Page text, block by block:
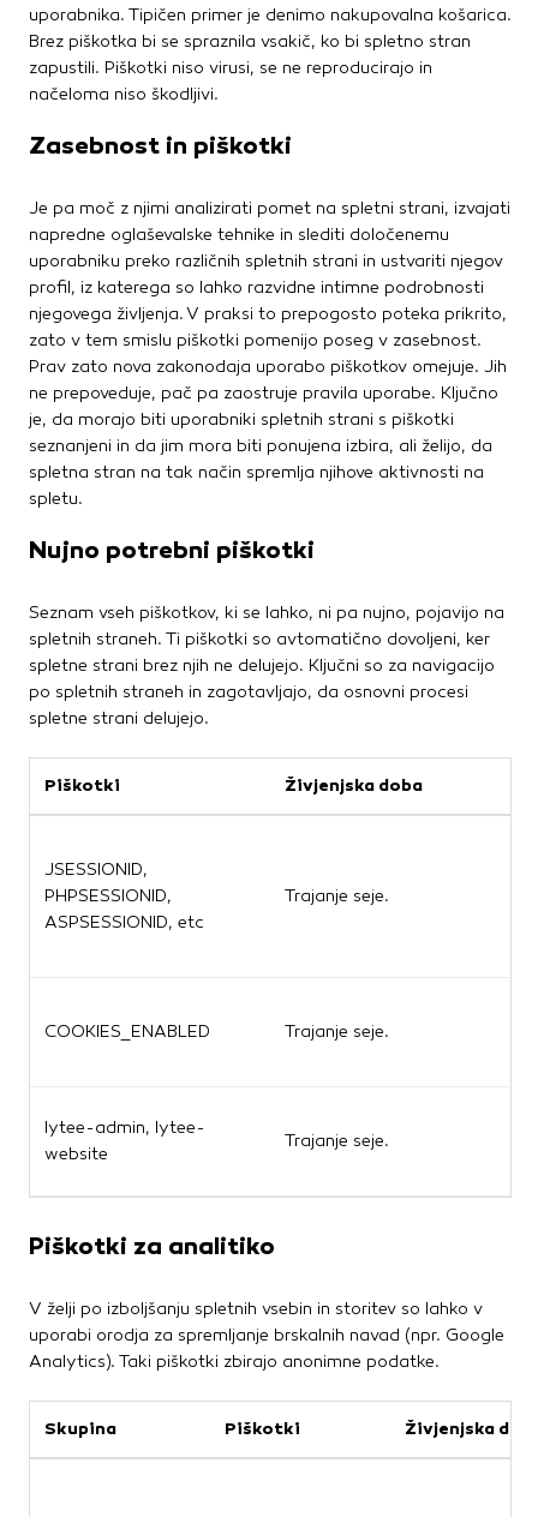
uporabnika. Tipičen primer je denimo nakupovalna košarica.
Brez piškotka bi se spraznila vsakič, ko bi spletno stran
zapustili. Piškotki niso virusi, se ne reproducirajo in
načeloma niso škodljivi.
Zasebnost in piškotki
Je pa moč z njimi analizirati pomet na spletni strani, izvajati
napredne oglaševalske tehnike in slediti določenemu
uporabniku preko različnih spletnih strani in ustvariti njegov
profil, iz katerega so lahko razvidne intimne podrobnosti
njegovega življenja. V praksi to prepogosto poteka prikrito,
zato v tem smislu piškotki pomenijo poseg v zasebnost.
Prav zato nova zakonodaja uporabo piškotkov omejuje. Jih
ne prepoveduje, pač pa zaostruje pravila uporabe. Ključno
je, da morajo biti uporabniki spletnih strani s piškotki
seznanjeni in da jim mora biti ponujena izbira, ali želijo, da
spletna stran na tak način spremlja njihove aktivnosti na
spletu.
Nujno potrebni piškotki
Seznam vseh piškotkov, ki se lahko, ni pa nujno, pojavijo na
spletnih straneh. Ti piškotki so avtomatično dovoljeni, ker
spletne strani brez njih ne delujejo. Ključni so za navigacijo
po spletnih straneh in zagotavljajo, da osnovni procesi
spletne strani delujejo.
Piškotki Živjenjska doba
JSESSIONID,
PHPSESSIONID,
ASPSESSIONID, etc
Trajanje seje.
COOKIES_ENABLED Trajanje seje.
lytee-admin, lytee-
website
Trajanje seje.
Piškotki za analitiko
V želji po izboljšanju spletnih vsebin in storitev so lahko v
uporabi orodja za spremljanje brskalnih navad (npr. Google
Analytics). Taki piškotki zbirajo anonimne podatke.
Skupina Piškotki Živjenjska
Piškotki za učinkovitost delovanja
S temi piškotki štejemo obiske in izvor prometa, da lahko
merimo in izboljšamo učinkovitost delovanja našega
spletnega mesta. Z njimi prepoznamo, katera mesta so
najbolj in najmanj priljubljena, in opazujemo, kako se
obiskovalci pomikajo po spletnem mestu. Podatki, ki jih
piškotkov zavrnete, ne bomo vedeli, kdaj ste obiskali naše
spletno mesto.
Piškotki za ciljno usmerjenost
Te piškotke nastavijo naši oglaševalski partnerji.
Partnerska oglaševalska podjetja jih lahko uporabljajo za
izdelavo profila vaših interesov, ki ga nato uporabijo za
prikazovanje ustreznih oglasov na drugih spletnih mestih.
Pri delu uporabljajo edinstveno prepoznavanje vašega
brskalnika in naprave. Če zavrnete uporabo teh piškotkov,
ne boste deležni našega ciljnega spletnega oglaševanja.
Potrdi moje izbire
DOVOLI VSE